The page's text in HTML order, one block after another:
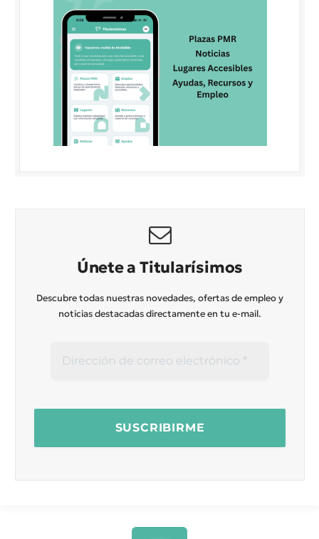
Únete a Titularísimos
Descubre todas nuestras novedades, ofertas de empleo y
noticias destacadas directamente en tu e-mail.